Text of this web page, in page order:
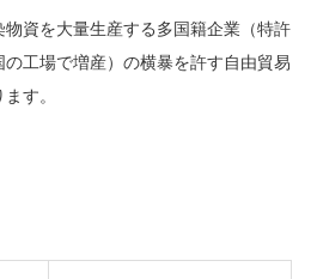
資を大量生産する多国籍企業（特許
工場で増産）の横暴を許す自由貿易
す。